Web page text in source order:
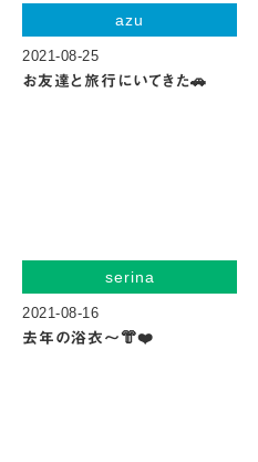
azu
2021-08-25
お友達と旅行にいてきた🚗
serina
2021-08-16
去年の浴衣〜👘❤️